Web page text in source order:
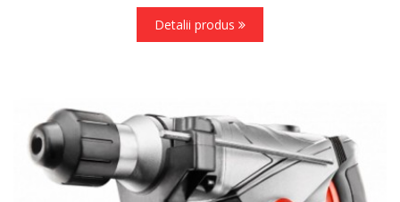
Detalii produs